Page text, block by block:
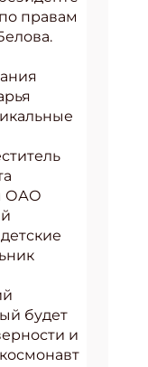
правам
ОАО
будет
и